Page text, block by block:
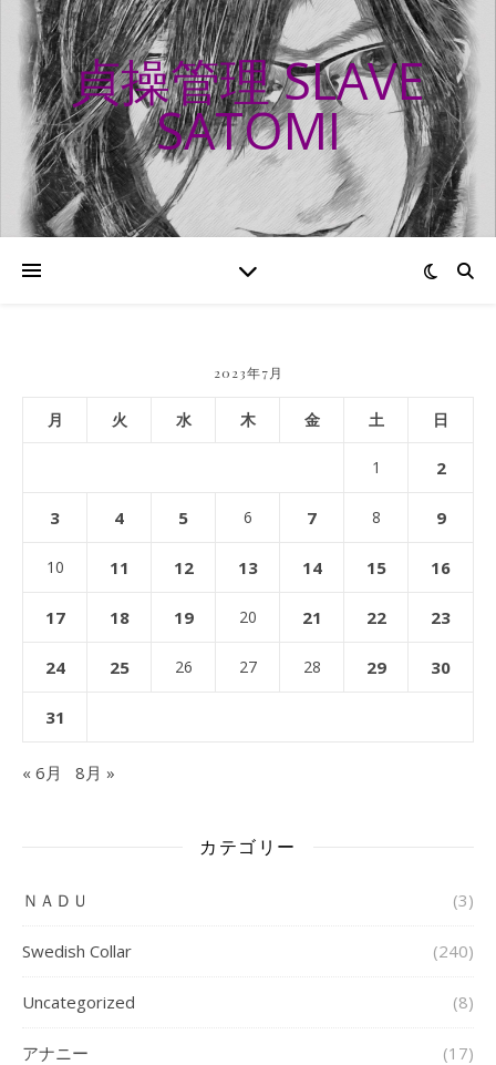
貞操管理 SLAVE
SATOMI
2023年7月
月 火 水 木 金 土 日
1 2
3 4 5 6 7 8 9
10 11 12 13 14 15 16
17 18 19 20 21 22 23
24 25 26 27 28 29 30
31
« 6月 8月 »
カテゴリー
ＮＡＤＵ (3)
Swedish Collar (240)
Uncategorized (8)
アナニー (17)